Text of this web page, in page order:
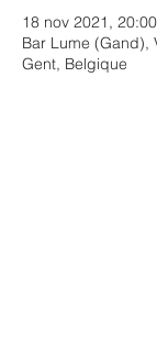
18 nov 2021, 20:00
Bar Lume (Gand),
Gent, Belgique